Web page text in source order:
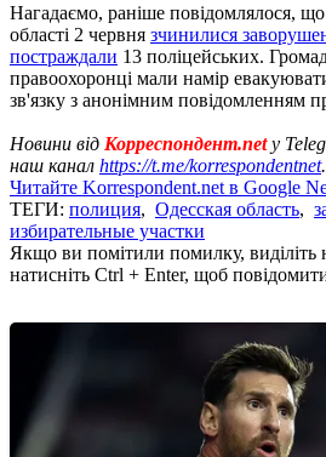
Нагадаємо, раніше повідомлялося,
області 2 червня зчинилися
постраждали 13 поліцейських.
правоохоронці мали намір
зв'язку з анонімним повідомленням
Новини від Корреспондент.netу
наш канал https://t.me/korrespondentnet.
Читайте Korrespondent.net в Google
ТЕГИ: полиция, Одесская область,
избирательные участки
Якщо ви помітили помилку, виділіть
натисніть Ctrl + Enter, щоб